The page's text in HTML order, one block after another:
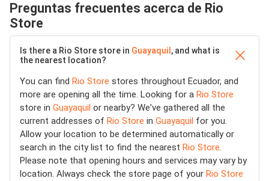
Preguntas frecuentes acerca de Rio
Store
Is there a Rio Store store in Guayaquil , and what is
the nearest location?
You can find Rio Store stores throughout Ecuador, and
more are opening all the time. Looking for a Rio Store
store in Guayaquil or nearby? We've gathered all the
current addresses of Rio Store in Guayaquil for you.
Allow your location to be determined automatically or
search in the city list to find the nearest Rio Store.
Please note that opening hours and services may vary by
location. Always check the store page of your Rio Store